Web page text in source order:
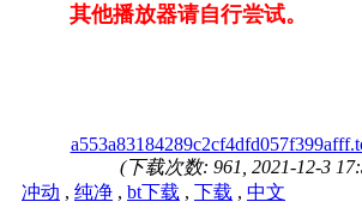
其他播放器请自行尝试。
(下载次数: 961, 2021-12-3
冲动 , 纯净 , bt下载 , 下载 , 中文